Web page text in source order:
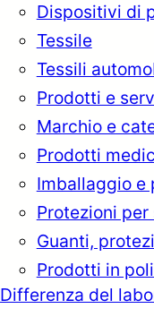
Dispositivi di
Tessile
Tessili
Prodotti e
Marchio e
Prodotti
Imballaggio e
Protezioni
Guanti,
Prodotti in
Differenza del
Français